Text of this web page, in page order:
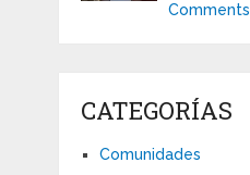
Comments
CATEGORÍAS
Comunidades